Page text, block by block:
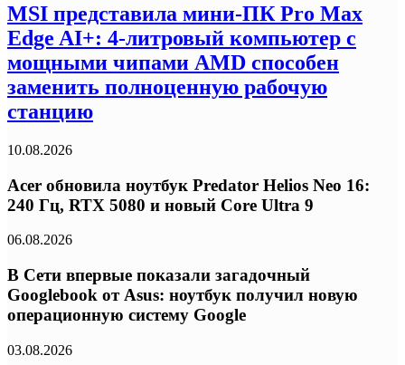
MSI представила мини-ПК Pro Max
Edge AI+: 4-литровый компьютер с
мощными чипами AMD способен
заменить полноценную рабочую
станцию
10.08.2026
Acer обновила ноутбук Predator Helios Neo 16:
240 Гц, RTX 5080 и новый Core Ultra 9
06.08.2026
В Сети впервые показали загадочный
Googlebook от Asus: ноутбук получил новую
операционную систему Google
03.08.2026